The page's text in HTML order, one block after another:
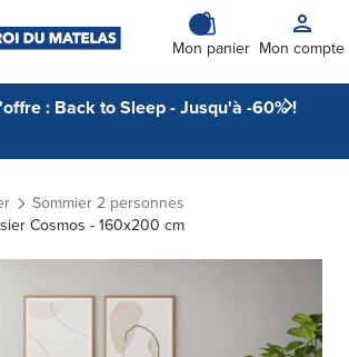
Mon panier Mon compte
: Back to Sleep - Jusqu'à -60% !
Sommier 2 personnes
Cosmos - 160x200 cm